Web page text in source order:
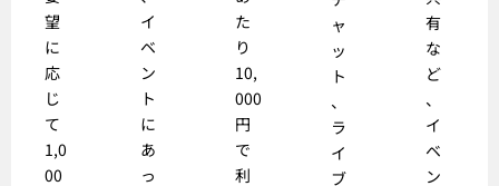
望
に
応
じ
て
1,0
00
イ
ベ
ン
ト
に
あ
っ
た
り
10,
000
円
で
利
ャ
ッ
ト
、
ラ
イ
ブ
有
な
ど
、
イ
ベ
ン